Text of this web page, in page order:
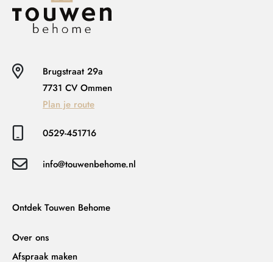
Brugstraat 29a
7731 CV Ommen
Plan je route
0529-451716
info@touwenbehome.nl
Ontdek Touwen Behome
Over ons
Afspraak maken